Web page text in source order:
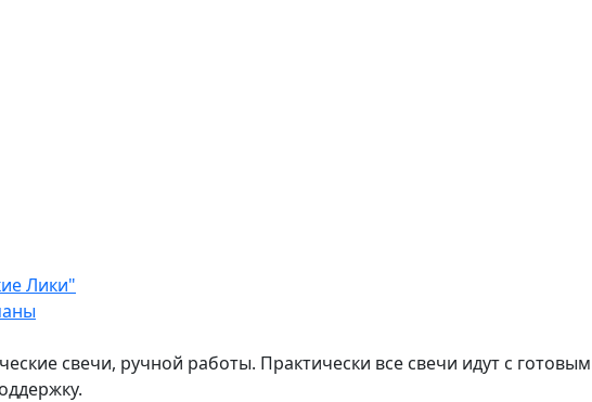
Лики"
свечи, ручной работы. Практически все свечи идут с